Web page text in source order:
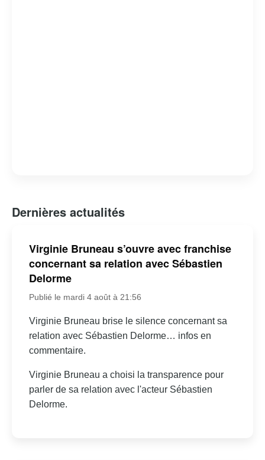
Dernières actualités
Virginie Bruneau s’ouvre avec franchise
concernant sa relation avec Sébastien
Delorme
Publié le mardi 4 août à 21:56
Virginie Bruneau brise le silence concernant sa
relation avec Sébastien Delorme… infos en
commentaire.
Virginie Bruneau a choisi la transparence pour
parler de sa relation avec l'acteur Sébastien
Delorme.